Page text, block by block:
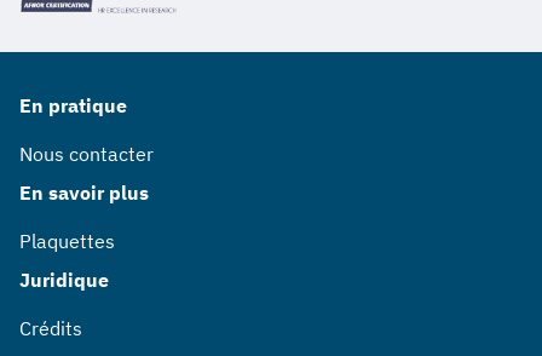
En pratique
Nous contacter
En savoir plus
Plaquettes
Juridique
Crédits